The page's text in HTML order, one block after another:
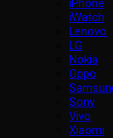
iWatch
Lenovo
LG
Nokia
Oppo
Sony
Vivo
Xiaomi